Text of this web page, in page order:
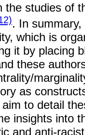
the studies of
. In
which is
it by placing
these
as
to detail
insights into
and anti-